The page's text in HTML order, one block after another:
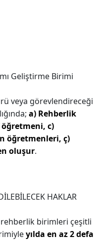
Geliştirme Birimi
veya görevlendireceği
a) Rehberlik
c)
öğretmenleri, ç)
oluşur.
HAKLAR
birimleri çeşitli
yılda en az 2 defa